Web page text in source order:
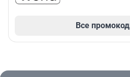
Все